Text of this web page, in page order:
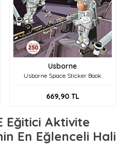
Usborne
Usborne Space Sticker Book
669,90TL
Eğitici Aktivite
En Eğlenceli Hali